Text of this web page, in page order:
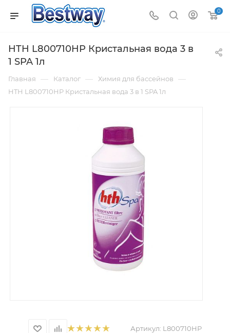
0
HTH L800710HP Кристальная вода 3 в
1 SPA 1л
Главная — Каталог — Химия для бассейнов —
HTH L800710HP Кристальная вода 3 в 1 SPA 1л
Артикул: L800710HP